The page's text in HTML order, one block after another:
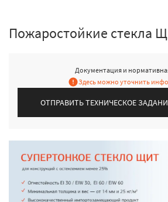
Пожаростойкие стекла
Документация и
Здесь можно уточнить
ОТПРАВИТЬ ТЕХНИЧЕСКОЕ